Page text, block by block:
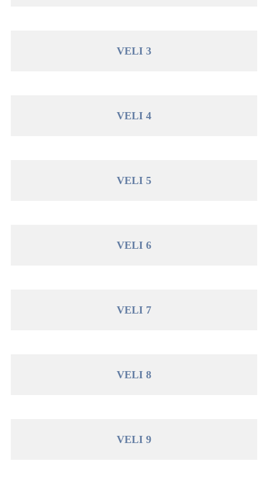
VELI 3
VELI 4
VELI 5
VELI 6
VELI 7
VELI 8
VELI 9